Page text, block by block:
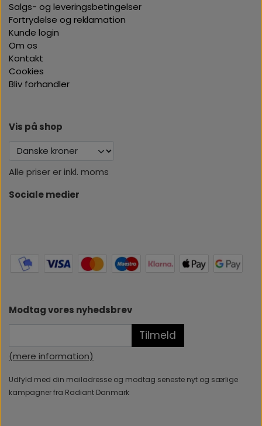
Salgs- og leveringsbetingelser
Fortrydelse og reklamation
Kunde login
Om os
Kontakt
Cookies
Bliv forhandler
Vis på shop
Alle priser er inkl. moms
Sociale medier
Modtag vores nyhedsbrev
Tilmeld
(mere information)
Udfyld med din mailadresse og modtag seneste nyt og særlige
kampagner fra Radiant Danmark